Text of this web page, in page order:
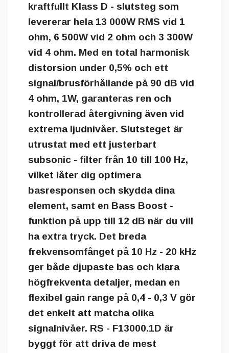
kraftfullt Klass D - slutsteg som
levererar hela 13 000W RMS vid 1
ohm, 6 500W vid 2 ohm och 3 300W
vid 4 ohm. Med en total harmonisk
distorsion under 0,5% och ett
signal/brusförhållande på 90 dB vid
4 ohm, 1W, garanteras ren och
kontrollerad återgivning även vid
extrema ljudnivåer. Slutsteget är
utrustat med ett justerbart
subsonic - filter från 10 till 100 Hz,
vilket låter dig optimera
basresponsen och skydda dina
element, samt en Bass Boost -
funktion på upp till 12 dB när du vill
ha extra tryck. Det breda
frekvensomfånget på 10 Hz - 20 kHz
ger både djupaste bas och klara
högfrekventa detaljer, medan en
flexibel gain range på 0,4 - 0,3 V gör
det enkelt att matcha olika
signalnivåer. RS - F13000.1D är
byggt för att driva de mest